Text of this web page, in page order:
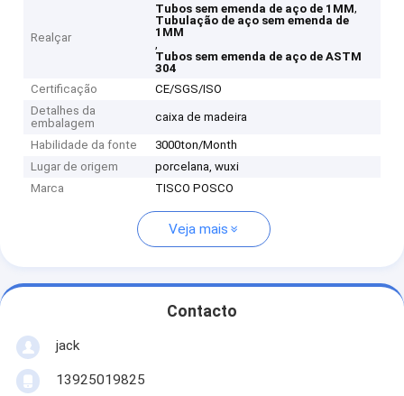
Realçar
Tubos sem emenda de aço de 1MM,
Tubulação de aço sem emenda de
1MM
,
Tubos sem emenda de aço de ASTM
304
Certificação
CE/SGS/ISO
Detalhes da
embalagem
caixa de madeira
Habilidade da fonte
3000ton/Month
Lugar de origem
porcelana, wuxi
Marca
TISCO POSCO
Veja mais
Contacto
jack
13925019825